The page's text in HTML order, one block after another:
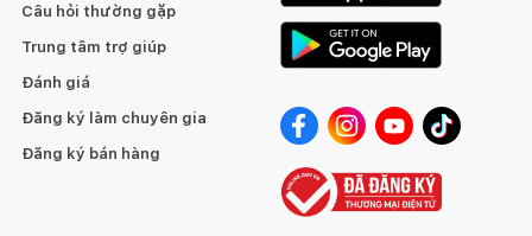
Câu hỏi thường gặp
Trung tâm trợ giúp
Đánh giá
Đăng ký làm chuyên gia
Đăng ký bán hàng